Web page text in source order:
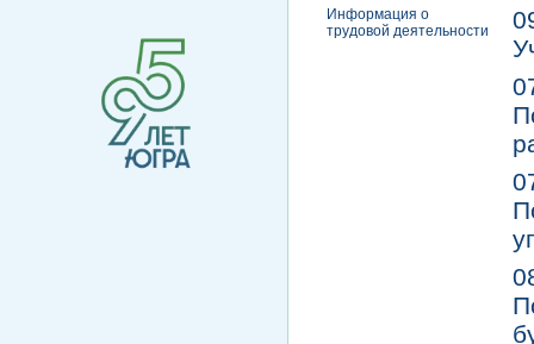
Информация о
трудовой деятельности